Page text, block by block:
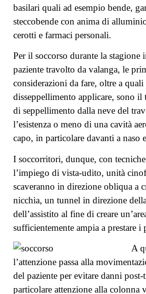
basilari quali ad esempio bende,
steccobende con anima di
cerotti e farmaci personali.
Per il soccorso durante la stagione
paziente travolto da valanga, le
considerazioni da fare, oltre a
disseppellimento applicare, sono il
di seppellimento dalla neve del
l’esistenza o meno di una cavità
capo, in particolare davanti a naso
I soccorritori, dunque, con
l’impiego di vista-udito, unità
scaveranno in direzione obliqua a
nicchia, un tunnel in direzione
dell’assistito al fine di creare
sufficientemente ampia a prestare i
A
l’attenzione passa alla
del paziente per evitare danni
particolare attenzione alla colonna